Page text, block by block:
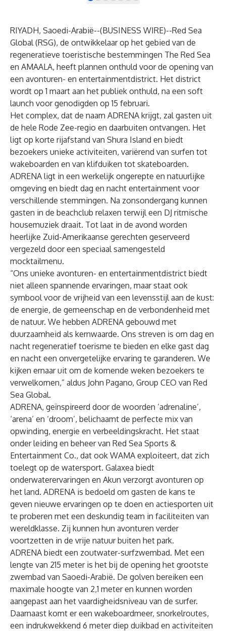
RIYADH, Saoedi-Arabië--(BUSINESS WIRE)--Red Sea
Global (RSG), de ontwikkelaar op het gebied van de
regeneratieve toeristische bestemmingen The Red Sea
en AMAALA, heeft plannen onthuld voor de opening van
een avonturen- en entertainmentdistrict. Het district
wordt op 1 maart aan het publiek onthuld, na een soft
launch voor genodigden op 15 februari.
Het complex, dat de naam ADRENA krijgt, zal gasten uit
de hele Rode Zee-regio en daarbuiten ontvangen. Het
ligt op korte rijafstand van Shura Island en biedt
bezoekers unieke activiteiten, variërend van surfen tot
wakeboarden en van klifduiken tot skateboarden.
ADRENA ligt in een werkelijk ongerepte en natuurlijke
omgeving en biedt dag en nacht entertainment voor
verschillende stemmingen. Na zonsondergang kunnen
gasten in de beachclub relaxen terwijl een DJ ritmische
housemuziek draait. Tot laat in de avond worden
heerlijke Zuid-Amerikaanse gerechten geserveerd
vergezeld door een speciaal samengesteld
mocktailmenu.
“Ons unieke avonturen- en entertainmentdistrict biedt
niet alleen spannende ervaringen, maar staat ook
symbool voor de vrijheid van een levensstijl aan de kust:
de energie, de gemeenschap en de verbondenheid met
de natuur. We hebben ADRENA gebouwd met
duurzaamheid als kernwaarde. Ons streven is om dag en
nacht regeneratief toerisme te bieden en elke gast dag
en nacht een onvergetelijke ervaring te garanderen. We
kijken ernaar uit om de komende weken bezoekers te
verwelkomen,” aldus John Pagano, Group CEO van Red
Sea Global.
ADRENA, geïnspireerd door de woorden ‘adrenaline’,
‘arena’ en ‘droom’, belichaamt de perfecte mix van
opwinding, energie en verbeeldingskracht. Het staat
onder leiding en beheer van Red Sea Sports &
Entertainment Co., dat ook WAMA exploiteert, dat zich
toelegt op de watersport. Galaxea biedt
onderwaterervaringen en Akun verzorgt avonturen op
het land. ADRENA is bedoeld om gasten de kans te
geven nieuwe ervaringen op te doen en actiesporten uit
te proberen met een deskundig team in faciliteiten van
wereldklasse. Zij kunnen hun avonturen verder
voortzetten in de vrije natuur buiten het park.
ADRENA biedt een zoutwater-surfzwembad. Met een
lengte van 215 meter is het bij de opening het grootste
zwembad van Saoedi-Arabië. De golven bereiken een
maximale hoogte van 2,1 meter en kunnen worden
aangepast aan het vaardigheidsniveau van de surfer.
Daarnaast komt er een wakeboardmeer, snorkelroutes,
een indrukwekkend 6 meter diep duikbad en activiteiten